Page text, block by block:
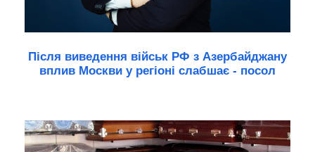
Після виведення військ РФ з Азербайджану
вплив Москви у регіоні слабшає - посол